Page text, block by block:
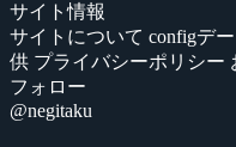
サイト情報
サイトについて configデ
供 プライバシーポリシー
フォロー
@negitaku